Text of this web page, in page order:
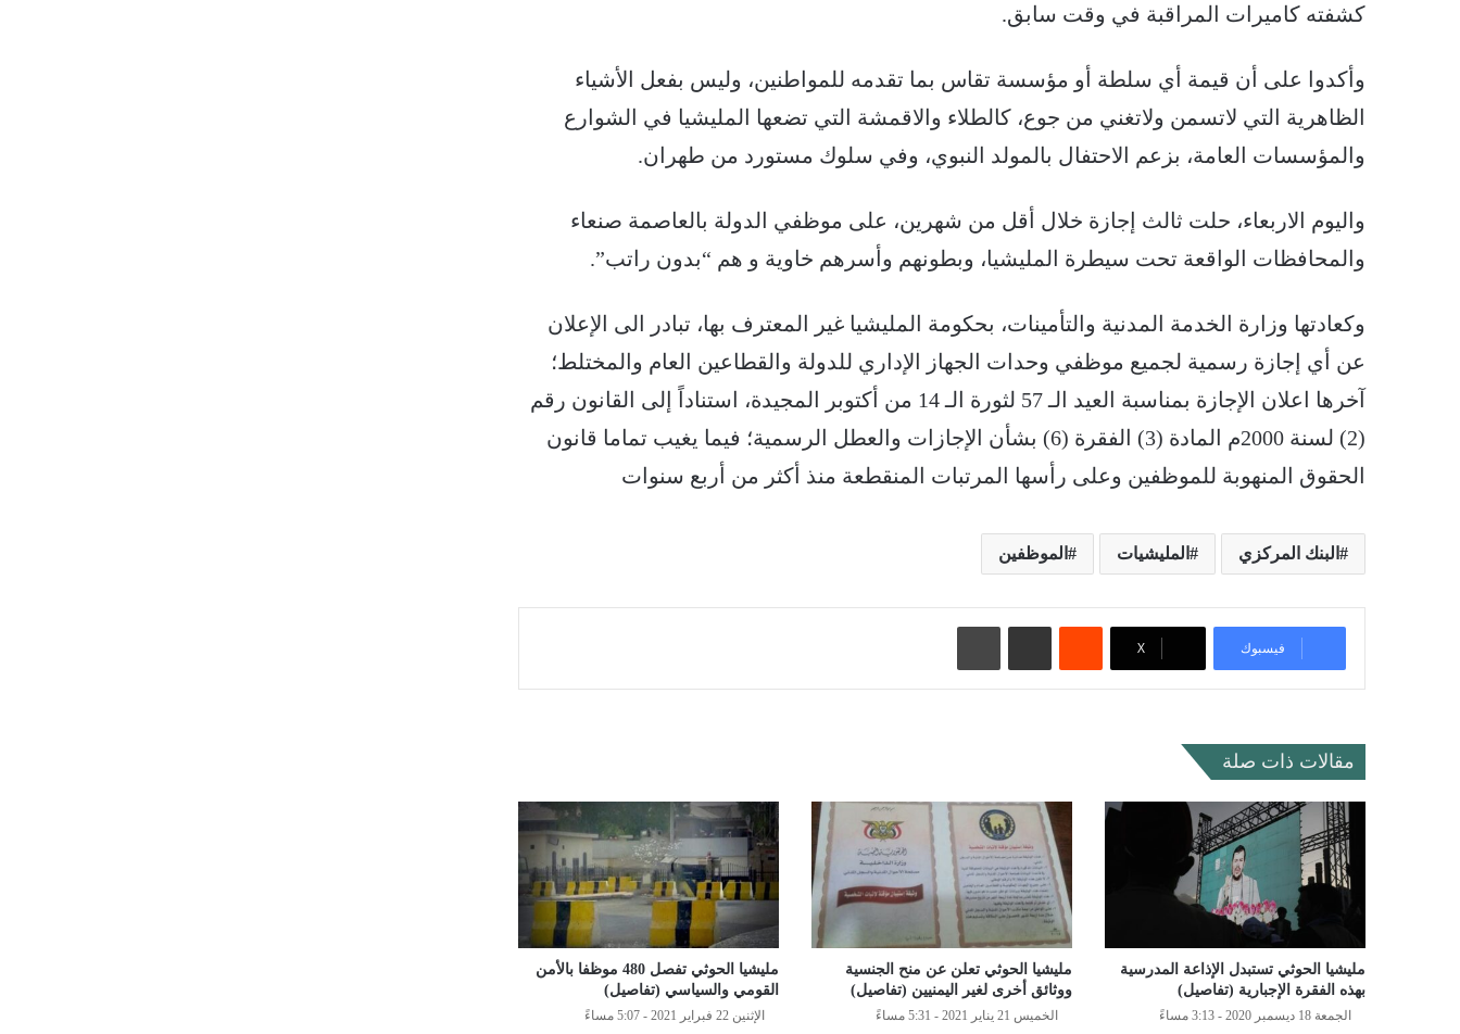
كشفته كاميرات المراقبة في وقت سابق.
وأكدوا على أن قيمة أي سلطة أو مؤسسة تقاس بما تقدمه للمواطنين، وليس بفعل الأشياء
الظاهرية التي لاتسمن ولاتغني من جوع، كالطلاء والاقمشة التي تضعها المليشيا في الشوارع
والمؤسسات العامة، بزعم الاحتفال بالمولد النبوي، وفي سلوك مستورد من طهران.
واليوم الاربعاء، حلت ثالث إجازة خلال أقل من شهرين، على موظفي الدولة بالعاصمة صنعاء
والمحافظات الواقعة تحت سيطرة المليشيا، وبطونهم وأسرهم خاوية و هم “بدون راتب”.
وكعادتها وزارة الخدمة المدنية والتأمينات، بحكومة المليشيا غير المعترف بها، تبادر الى الإعلان
عن أي إجازة رسمية لجميع موظفي وحدات الجهاز الإداري للدولة والقطاعين العام والمختلط؛
آخرها اعلان الإجازة بمناسبة العيد الـ 57 لثورة الـ 14 من أكتوبر المجيدة، استناداً إلى القانون رقم
(2) لسنة 2000م المادة (3) الفقرة (6) بشأن الإجازات والعطل الرسمية؛ فيما يغيب تماما قانون
الحقوق المنهوبة للموظفين وعلى رأسها المرتبات المنقطعة منذ أكثر من أربع سنوات
البنك المركزي المليشيات الموظفين
فيسبوك ‫X
مقالات ذات صلة
مليشيا الحوثي تستبدل الإذاعة المدرسية
بهذه الفقرة الإجبارية (تفاصيل)
الجمعة 18 ديسمبر 2020 - 3:13 مساءً
مليشيا الحوثي تعلن عن منح الجنسية
ووثائق أخرى لغير اليمنيين (تفاصيل)
الخميس 21 يناير 2021 - 5:31 مساءً
مليشيا الحوثي تفصل 480 موظفا بالأمن
القومي والسياسي (تفاصيل)
الإثنين 22 فبراير 2021 - 5:07 مساءً